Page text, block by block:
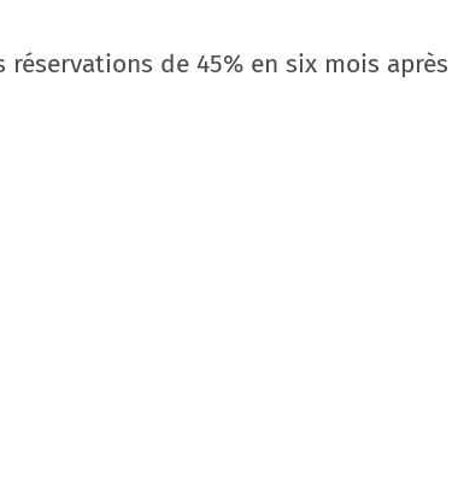
réservations de 45% en six mois après